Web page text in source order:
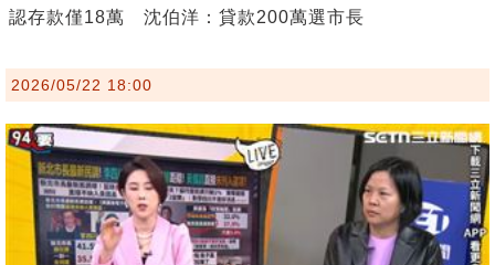
認存款僅18萬 沈伯洋：貸款200萬選市長
2026/05/22 18:00